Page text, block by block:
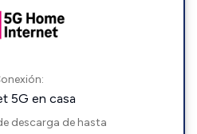
5G en casa
descarga de hasta